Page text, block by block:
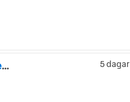
Volkswagen Caddy Caddy|Maxi Life 7-Seater|2.0 TDI BMT|DSG Sekventiell|150hk
5 dagar